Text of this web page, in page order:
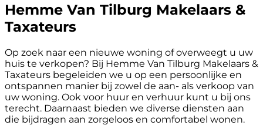
Hemme Van Tilburg Makelaars &
Taxateurs
Op zoek naar een nieuwe woning of overweegt u uw
huis te verkopen? Bij Hemme Van Tilburg Makelaars &
Taxateurs begeleiden we u op een persoonlijke en
ontspannen manier bij zowel de aan- als verkoop van
uw woning. Ook voor huur en verhuur kunt u bij ons
terecht. Daarnaast bieden we diverse diensten aan
die bijdragen aan zorgeloos en comfortabel wonen.